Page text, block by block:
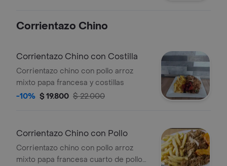
Corrientazo Chino
Corrientazo Chino con Costilla
Corrientazo chino con pollo arroz
mixto papa francesa y costillas
-10% $ 19.800 $ 22.000
Corrientazo Chino con Pollo
Corrientazo chino con pollo arroz
mixto papa francesa cuarto de pollo